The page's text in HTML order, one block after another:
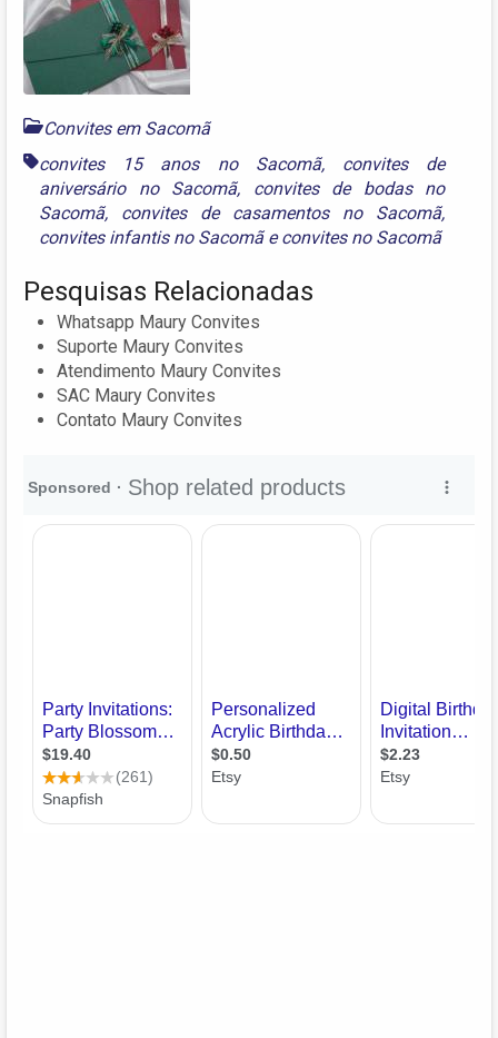
Convites em Sacomã
convites 15 anos no Sacomã, convites de
aniversário no Sacomã, convites de bodas no
Sacomã, convites de casamentos no Sacomã,
convites infantis no Sacomãeconvites no Sacomã
Pesquisas Relacionadas
Whatsapp Maury Convites
Suporte Maury Convites
Atendimento Maury Convites
SAC Maury Convites
Contato Maury Convites